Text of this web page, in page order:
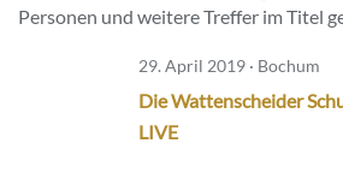
Personen und weitere Treffer im Titel
29. April 2019 · Bochum
Die Wattenscheider
LIVE